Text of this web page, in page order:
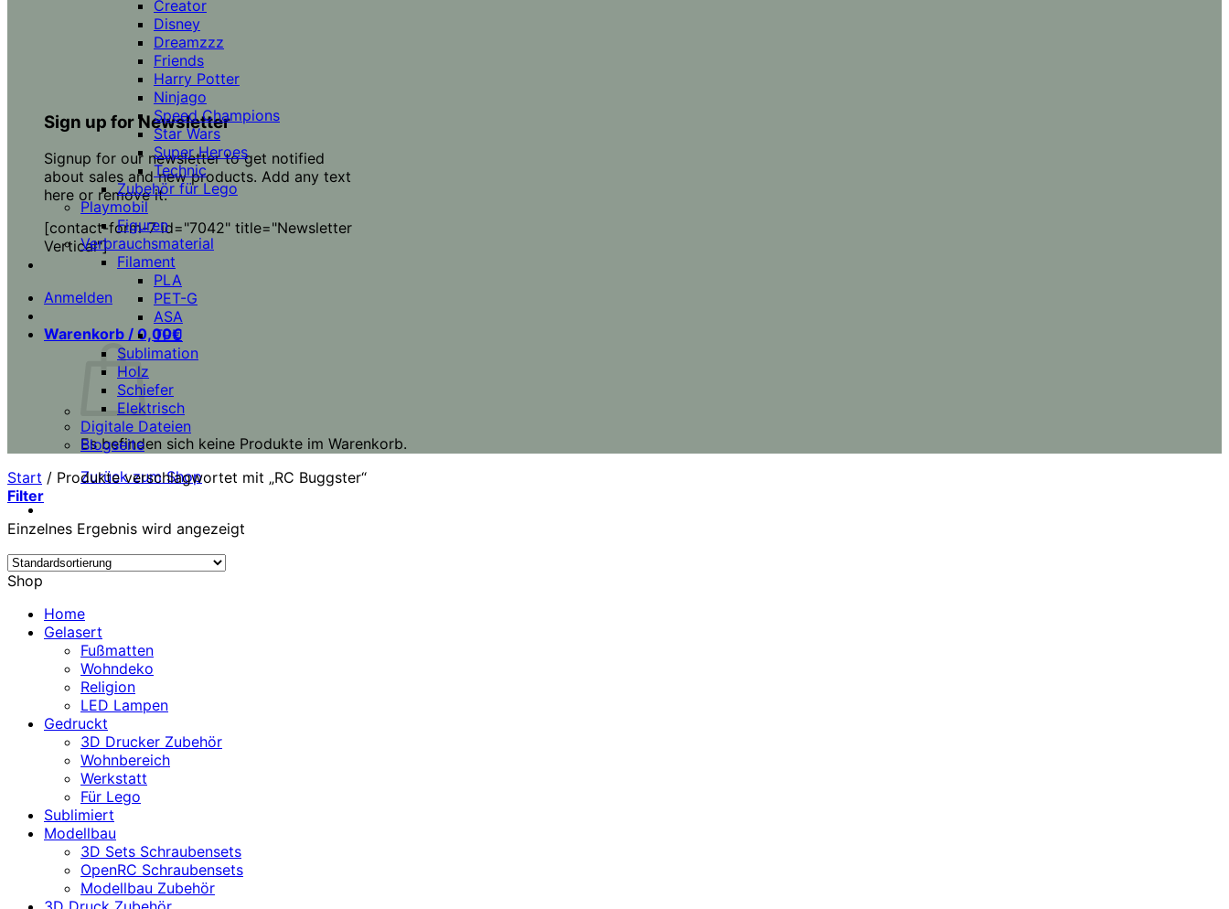
Sign up for Newsletter
Signup for our newsletter to get notified
about sales and new products. Add any text
here or remove it.
[contact-form-7 id="7042" title="Newsletter
Vertical"]
Anmelden
Warenkorb / 0,00€
Es befinden sich keine Produkte im Warenkorb.
Zurück zum Shop
Creator
Disney
Dreamzzz
Friends
Harry Potter
Ninjago
Speed Champions
Star Wars
Super Heroes
Technic
Zubehör für Lego
Playmobil
Figuren
Verbrauchsmaterial
Filament
PLA
PET-G
ASA
TPU
Sublimation
Holz
Schiefer
Elektrisch
Digitale Dateien
Blogseite
Start / Produkte verschlagwortet mit „RC Buggster“
Filter
Einzelnes Ergebnis wird angezeigt
Shop
Home
Gelasert
Fußmatten
Wohndeko
Religion
LED Lampen
Gedruckt
3D Drucker Zubehör
Wohnbereich
Werkstatt
Für Lego
Sublimiert
Modellbau
3D Sets Schraubensets
OpenRC Schraubensets
Modellbau Zubehör